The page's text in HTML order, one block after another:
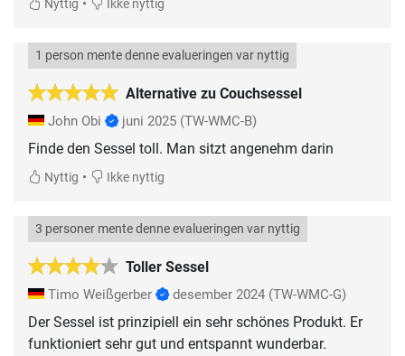
Nyttig • Ikke nyttig
Alternative zu Couchsessel
1 person mente denne evalueringen var nyttig
John Obi juni 2025 (TW-WMC-B)
Finde den Sessel toll. Man sitzt angenehm darin
Nyttig • Ikke nyttig
Toller Sessel
3 personer mente denne evalueringen var nyttig
Timo Weißgerber desember 2024 (TW-WMC-G)
Der Sessel ist prinzipiell ein sehr schönes Produkt. Er
funktioniert sehr gut und entspannt wunderbar.